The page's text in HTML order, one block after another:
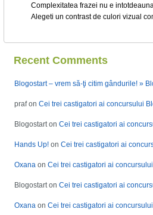
Complexitatea frazei nu e
Alegeti un contrast de culori vizual
Recent Comments
Blogostart – vrem să-ţi citim gândurile! »
prafon Cei trei castigatori ai concursului
Blogostarton Cei trei castigatori ai
Hands Up!on Cei trei castigatori ai
Oxanaon Cei trei castigatori ai
Blogostarton Cei trei castigatori ai
Oxanaon Cei trei castigatori ai